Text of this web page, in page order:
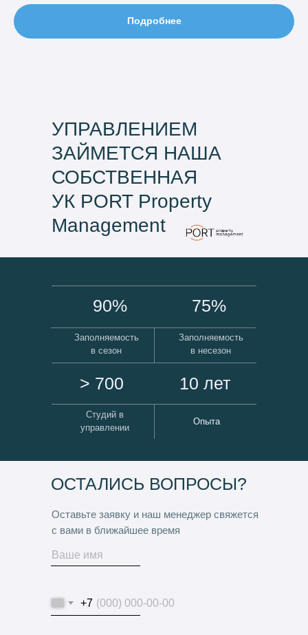
Подробнее
УПРАВЛЕНИЕМ
ЗАЙМЕТСЯ НАША
СОБСТВЕННАЯ
УК PORT Property
Management
Опыта
Студий в
управлении
10 лет
> 700
90%
Заполняемость
в несезон
Заполняемость
в сезон
75%
Оставьте заявку и наш менеджер свяжется
с вами в ближайшее время
+7
ОСТАЛИСЬ ВОПРОСЫ?